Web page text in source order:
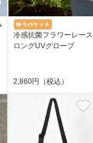
冷感抗菌フラワーレース
ロングUVグローブ
2,860円（税込）